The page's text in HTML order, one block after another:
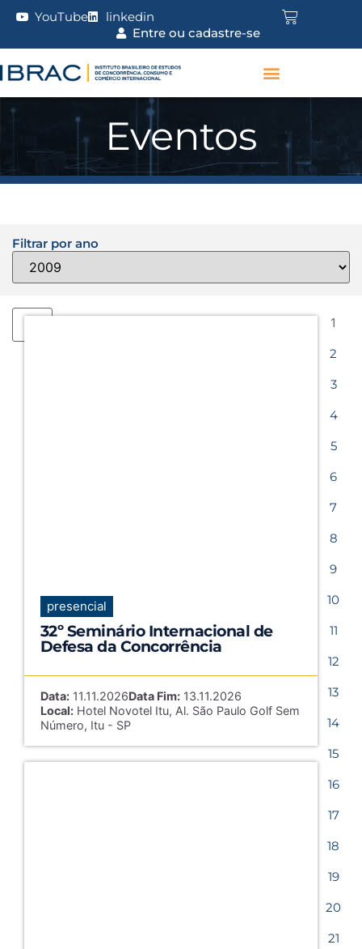
YouTube
linkedin
Entre ou cadastre-se
Eventos
Filtrar por ano
presencial
32º Seminário Internacional de
Defesa da Concorrência
Data:11.11.2026Data Fim:13.11.2026
Local:Hotel Novotel Itu, Al. São Paulo Golf Sem
Número, Itu - SP
1
2
3
4
5
6
7
8
9
10
11
12
13
14
15
16
17
18
19
20
21